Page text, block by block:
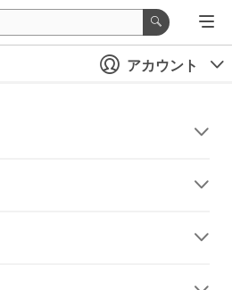
アカウント